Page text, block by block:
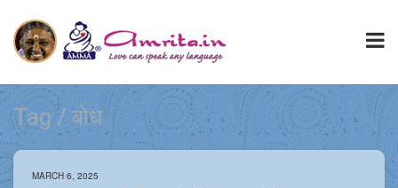
Tag / बोध
MARCH 6, 2025